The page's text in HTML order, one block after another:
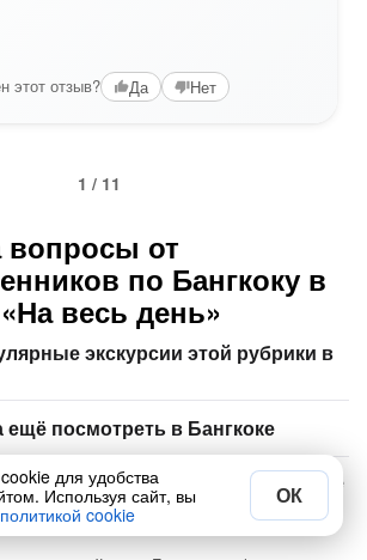
этот отзыв? Да Нет
1 / 11
от
по Бангкоку в
весь день»
экскурсии этой рубрики в
ещё посмотреть в Бангкоке
экскурсия по Бангкоку в августе
для удобства
Используя сайт, вы
политикой cookie
ОК